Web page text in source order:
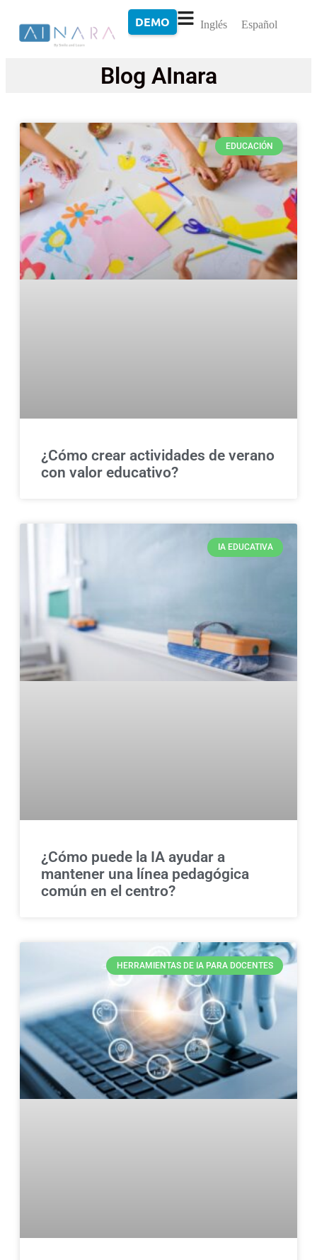
DEMO Inglés Español
Blog AInara
EDUCACIÓN
¿Cómo crear actividades de verano
con valor educativo?
IA EDUCATIVA
¿Cómo puede la IA ayudar a
mantener una línea pedagógica
común en el centro?
HERRAMIENTAS DE IA PARA DOCENTES